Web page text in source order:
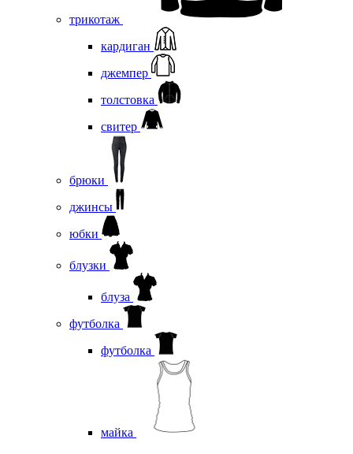
трикотаж
кардиган
джемпер
толстовка
свитер
брюки
джинсы
юбки
блузки
блуза
футболка
футболка
майка